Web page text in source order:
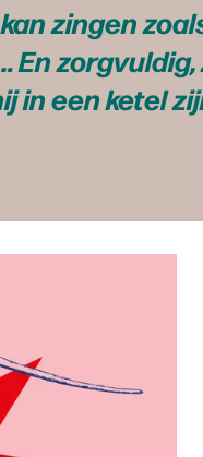
zingen
En
in een ketel